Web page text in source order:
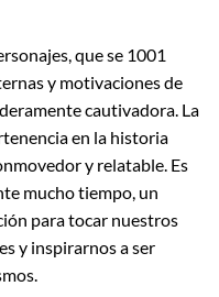
que se 1001
y motivaciones de
cautivadora. La
en la historia
y relatable. Es
mucho tiempo, un
para tocar nuestros
y inspirarnos a ser